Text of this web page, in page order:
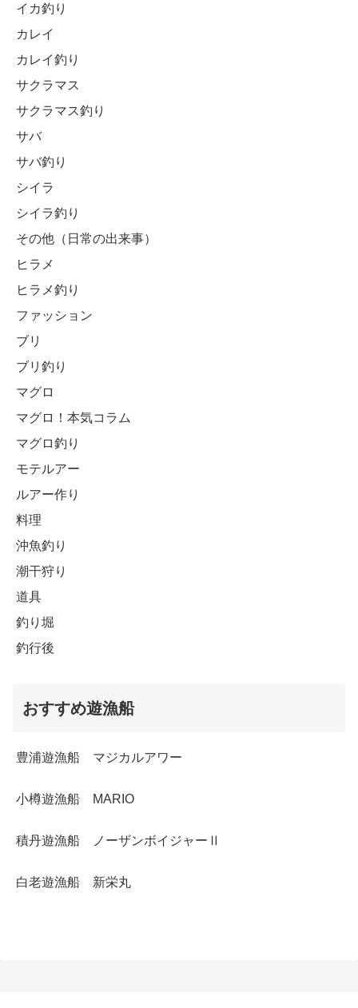
イカ釣り
カレイ
カレイ釣り
サクラマス
サクラマス釣り
サバ
サバ釣り
シイラ
シイラ釣り
その他（日常の出来事）
ヒラメ
ヒラメ釣り
ファッション
ブリ
ブリ釣り
マグロ
マグロ！本気コラム
マグロ釣り
モテルアー
ルアー作り
料理
沖魚釣り
潮干狩り
道具
釣り堀
釣行後
おすすめ遊漁船
豊浦遊漁船 マジカルアワー
小樽遊漁船 MARIO
積丹遊漁船 ノーザンボイジャーⅡ
白老遊漁船 新栄丸